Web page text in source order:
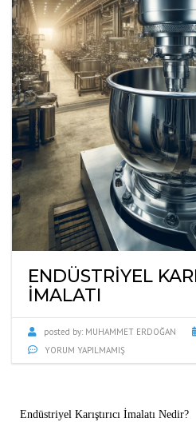
ENDÜSTRIYEL
İMALATI
posted by: MUHAMMET ERDOĞAN
YORUM YAPILMAMIŞ
Endüstriyel Karıştırıcı İmalatı Nedir?